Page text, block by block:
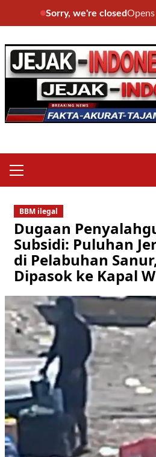
Sorry, we're closed
to
content
Menu
BBM ilegal
Dugaan
Subsidi: Puluhan
di Pelabuhan
Dipasok ke Kapal